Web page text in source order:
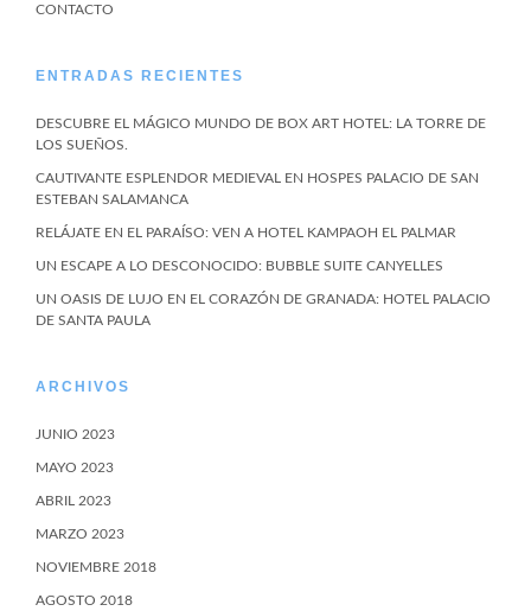
CONTACTO
ENTRADAS RECIENTES
DESCUBRE EL MÁGICO MUNDO DE BOX ART HOTEL: LA TORRE DE
LOS SUEÑOS.
CAUTIVANTE ESPLENDOR MEDIEVAL EN HOSPES PALACIO DE SAN
ESTEBAN SALAMANCA
RELÁJATE EN EL PARAÍSO: VEN A HOTEL KAMPAOH EL PALMAR
UN ESCAPE A LO DESCONOCIDO: BUBBLE SUITE CANYELLES
UN OASIS DE LUJO EN EL CORAZÓN DE GRANADA: HOTEL PALACIO
DE SANTA PAULA
ARCHIVOS
JUNIO 2023
MAYO 2023
ABRIL 2023
MARZO 2023
NOVIEMBRE 2018
AGOSTO 2018